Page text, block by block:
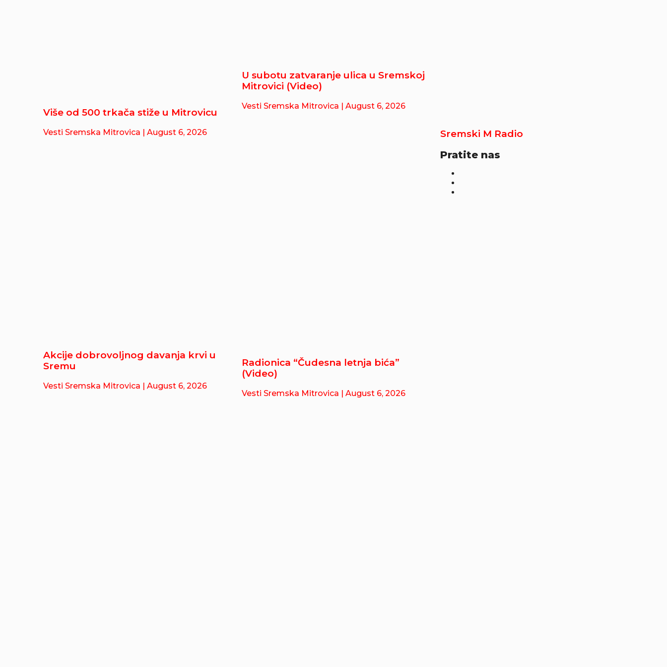
Više od 500 trkača stiže u Mitrovicu
Vesti Sremska Mitrovica | August 6, 2026
U subotu zatvaranje ulica u Sremskoj
Mitrovici (Video)
Vesti Sremska Mitrovica | August 6, 2026
Akcije dobrovoljnog davanja krvi u
Sremu
Vesti Sremska Mitrovica | August 6, 2026
Radionica “Čudesna letnja bića”
(Video)
Vesti Sremska Mitrovica | August 6, 2026
Sremski M Radio
Pratite nas